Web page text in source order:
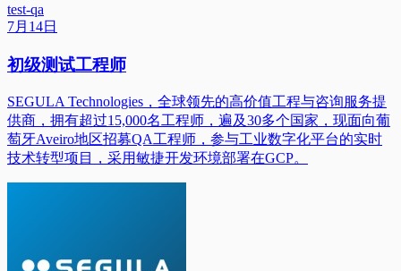
test-qa
7月14日
初级测试工程师
SEGULA Technologies，全球领先的高价值工程与咨询服务提
供商，拥有超过15,000名工程师，遍及30多个国家，现面向葡
萄牙Aveiro地区招募QA工程师，参与工业数字化平台的实时
技术转型项目，采用敏捷开发环境部署在GCP。